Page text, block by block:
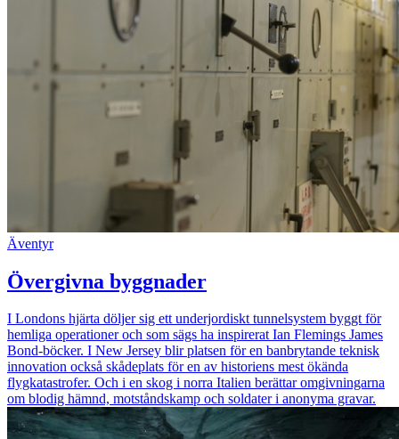
Äventyr
Övergivna byggnader
I Londons hjärta döljer sig ett underjordiskt tunnelsystem byggt för
hemliga operationer och som sägs ha inspirerat Ian Flemings James
Bond-böcker. I New Jersey blir platsen för en banbrytande teknisk
innovation också skådeplats för en av historiens mest ökända
flygkatastrofer. Och i en skog i norra Italien berättar omgivningarna
om blodig hämnd, motståndskamp och soldater i anonyma gravar.